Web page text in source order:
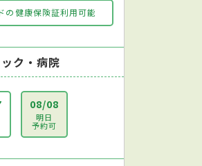
の健康保険証利用可能
ク・病院
08/08
明日
予約可